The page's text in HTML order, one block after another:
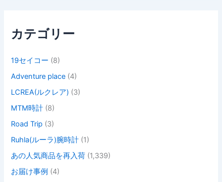
カテゴリー
19セイコー (8)
Adventure place (4)
LCREA(ルクレア) (3)
MTM時計 (8)
Road Trip (3)
Ruhla(ルーラ)腕時計 (1)
あの人気商品を再入荷 (1,339)
お届け事例 (4)